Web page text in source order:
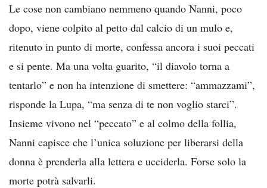
Le cose non cambiano nemmeno quando Nanni, poco
dopo, viene colpito al petto dal calcio di un mulo e,
ritenuto in punto di morte, confessa ancora i suoi peccati
e si pente. Ma una volta guarito, “il diavolo torna a
tentarlo” e non ha intenzione di smettere: “ammazzami”,
risponde la Lupa, “ma senza di te non voglio starci”.
Insieme vivono nel “peccato” e al colmo della follia,
Nanni capisce che l’unica soluzione per liberarsi della
donna è prenderla alla lettera e ucciderla. Forse solo la
morte potrà salvarli.